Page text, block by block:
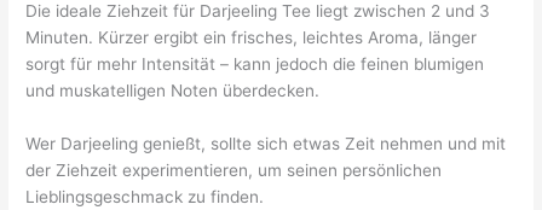
Die ideale Ziehzeit für Darjeeling Tee liegt zwischen 2 und 3
Minuten. Kürzer ergibt ein frisches, leichtes Aroma, länger
sorgt für mehr Intensität – kann jedoch die feinen blumigen
und muskatelligen Noten überdecken.
Wer Darjeeling genießt, sollte sich etwas Zeit nehmen und mit
der Ziehzeit experimentieren, um seinen persönlichen
Lieblingsgeschmack zu finden.